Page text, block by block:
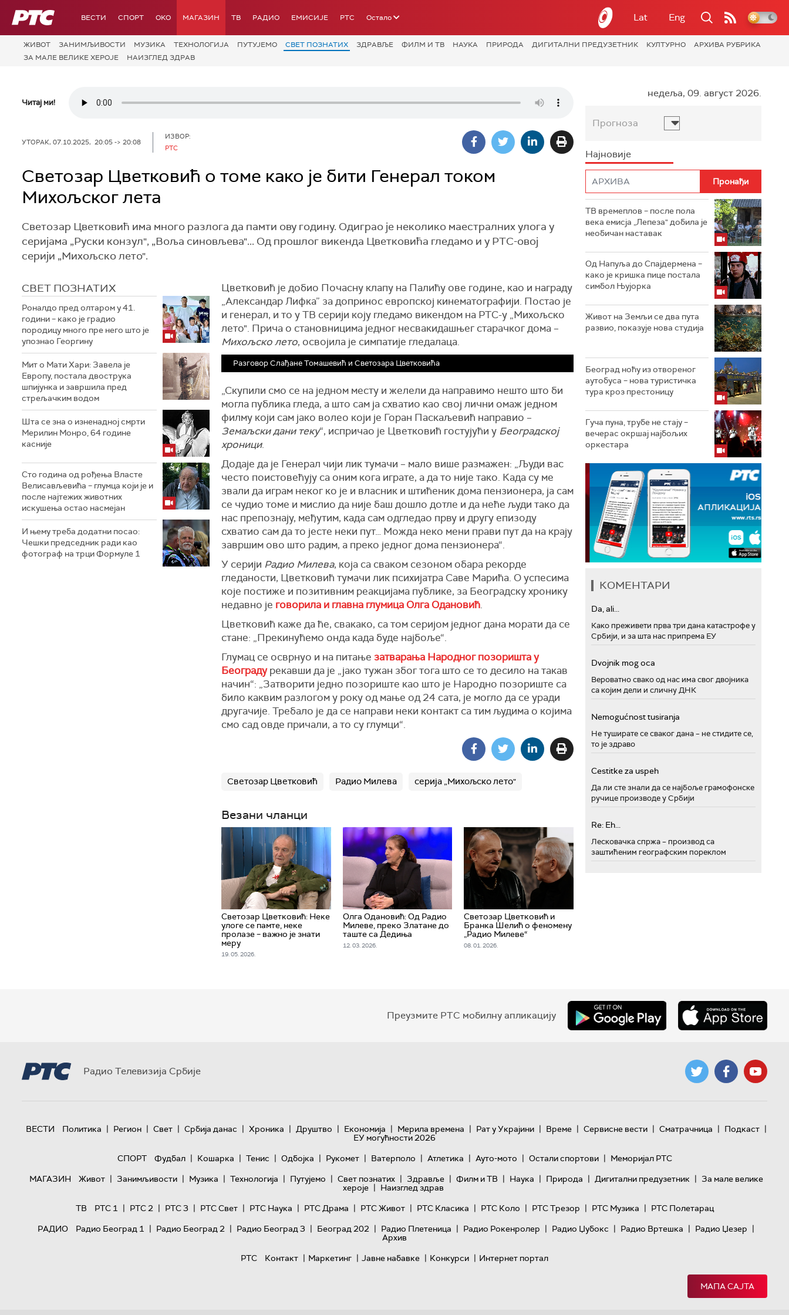
РТС ВЕСТИ СПОРТ OKO МАГАЗИН ТВ РАДИО ЕМИСИЈЕ РТС Остало Lat Eng
ЖИВОТ ЗАНИМЉИВОСТИ МУЗИКА ТЕХНОЛОГИЈA ПУТУЈЕМО СВЕТ ПОЗНАТИХ ЗДРАВЉЕ ФИЛМ И ТВ НАУКА ПРИРОДА ДИГИТАЛНИ ПРЕДУЗЕТНИК КУЛТУРНО
АРХИВА РУБРИКА
ЗА МАЛЕ ВЕЛИКЕ ХЕРОЈЕ
НАИЗГЛЕД ЗДРАВ
Читај ми!
УТОРАК, 07.10.2025, 20:05 -> 20:08
ИЗВОР:
РТС
Светозар Цветковић о томе како је бити Генерал током
Михољског лета
Светозар Цветковић има много разлога да памти ову годину. Одиграо је неколико маестралних улога у
серијама „Руски конзул", „Воља синовљева"... Од прошлог викенда Цветковића гледамо и у РТС-овој
серији „Михољско лето".
СВЕТ ПОЗНАТИХ
Роналдо пред олтаром у 41.
години – како је градио
породицу много пре него што је
упознао Георгину
Мит о Мати Хари: Завела је
Европу, постала двострука
шпијунка и завршила пред
стрељачким водом
Шта се зна о изненадној смрти
Мерилин Монро, 64 године
касније
Сто година од рођења Власте
Велисављевића – глумца који је и
после најтежих животних
искушења остао насмејан
И њему треба додатни посао:
Чешки председник ради као
фотограф на трци Формуле 1
Цветковић је добио Почасну клапу на Палићу ове године, као и награду
„Александар Лифка” за допринос европској кинематографији. Постао је
и генерал, и то у ТВ серији коју гледамо викендом на РТС-у „Михољско
лето". Прича о становницима једног несвакидашњег старачког дома –
Михољско лето, освојила је симпатије гледалаца.
Разговор Слађане Томашевић и Светозара Цветковића
„Скупили смо се на једном месту и желели да направимо нешто што би
могла публика гледа, а што сам ја схватио као свој лични омаж једном
филму који сам јако волео који је Горан Паскаљевић направио –
Земаљски дани теку“, испричао је Цветковић гостујући у Београдској
хроници.
Додаје да је Генерал чији лик тумачи – мало више размажен: „Људи вас
често поистовећују са оним кога играте, а да то није тако. Када су ме
звали да играм неког ко је и власник и штићеник дома пензионера, ја сам
се чудио томе и мислио да није баш дошло дотле и да неће људи тако да
нас препознају, међутим, када сам одгледао прву и другу епизоду
схватио сам да то јесте неки пут… Можда неко мени прави пут да на крају
завршим ово што радим, а преко једног дома пензионера“.
У серији Радио Милева, која са сваком сезоном обара рекорде
гледаности, Цветковић тумачи лик психијатра Саве Марића. О успесима
које постиже и позитивним реакцијама публике, за Београдску хронику
недавно је говорила и главна глумица Олга Одановић.
Цветковић каже да ће, свакако, са том серијом једног дана морати да се
стане: „Прекинућемо онда када буде најбоље“.
Глумац се осврнуо и на питање затварања Народног позоришта у
Београдурекавши да је „јако тужан због тога што се то десило на такав
начин“: „Затворити једно позориште као што је Народно позориште са
било каквим разлогом у року од мање од 24 сата, је могло да се уради
другачије. Требало је да се направи неки контакт са тим људима о којима
смо сад овде причали, а то су глумци“.
Светозар Цветковић Радио Милева серија „Михољско лето"
Везани чланци
Светозар Цветковић: Неке
улоге се памте, неке
пролазе – важно је знати
меру
19. 05. 2026.
Олга Одановић: Од Радио
Милеве, преко Златане до
таште са Дедиња
12. 03. 2026.
Светозар Цветковић и
Бранка Шелић о феномену
„Радио Милеве“
08. 01. 2026.
недеља, 09. август 2026.
Прогноза
Најновије
ТВ времеплов – после пола
века емисја „Лепеза" добила је
необичан наставак
Од Напуља до Спајдермена –
како је кришка пице постала
симбол Њујорка
Живот на Земљи се два пута
развио, показује нова студија
Београд ноћу из отвореног
аутобуса – нова туристичка
тура кроз престоницу
Гуча пуна, трубе не стају –
вечерас окршај најбољих
оркестара
КОМЕНТАРИ
Da, ali...
Како преживети прва три дана катастрофе у
Србији, и за шта нас припрема ЕУ
Dvojnik mog oca
Вероватно свако од нас има свог двојника
са којим дели и сличну ДНК
Nemogućnost tusiranja
Не туширате се сваког дана – не стидите се,
то је здраво
Cestitke za uspeh
Да ли сте знали да се најбоље грамофонске
ручице производе у Србији
Re: Eh...
Лесковачка спржа – производ са
заштићеним географским пореклом
Преузмите РТС мобилну апликацију
Радио Телевизија Србије
ВЕСТИ Политика | Регион | Свет | Србија данас | Хроника | Друштво | Економија | Мерила времена | Рат у Украјини | Време | Сервисне вести | Сматрачница | Подкаст |
ЕУ могућности 2026
СПОРТ
Фудбал | Кошарка | Тенис | Одбојка | Рукомет | Ватерполо | Атлетика | Ауто-мото | Остали спортови | Меморијал РТС
МАГАЗИН
Живот | Занимљивости | Музика | Технологијa | Путујемо | Свет познатих | Здравље | Филм и ТВ | Наука | Природа | Дигитални предузетник | За мале велике
хероје | Наизглед здрав
ТВ
РТС 1 | РТС 2 | РТС 3 | РТС Свет | РТС Наука | РТС Драма | РТС Живот | РТС Класика | РТС Коло | РТС Трезор | РТС Музика | РТС Полетарац
РАДИО
Радио Београд 1 | Радио Београд 2 | Радио Београд 3 | Београд 202 | Радио Плетеница | Радио Рокенролер | Радио Џубокс | Радио Вртешка | Радио Џезер |
Архив
РТС
Контакт | Маркетинг | Јавне набавке | Конкурси | Интернет портал
МАПА САЈТА